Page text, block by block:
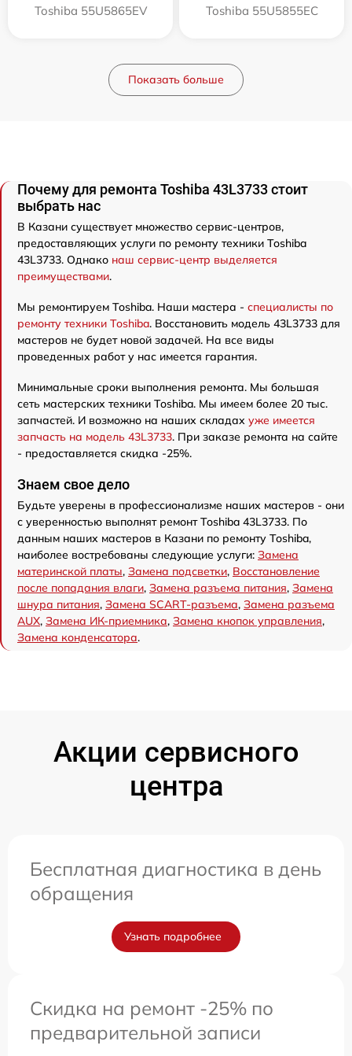
Toshiba 55U5865EV Toshiba 55U5855EC
Показать больше
Почему для ремонта Toshiba 43L3733 стоит
выбрать нас
В Казани существует множество сервис-центров,
предоставляющих услуги по ремонту техники Toshiba
43L3733. Однако наш сервис-центр выделяется
преимуществами.
Мы ремонтируем Toshiba. Наши мастера - специалисты по
ремонту техники Toshiba. Восстановить модель 43L3733 для
мастеров не будет новой задачей. На все виды
проведенных работ у нас имеется гарантия.
Минимальные сроки выполнения ремонта. Мы большая
сеть мастерских техники Toshiba. Мы имеем более 20 тыс.
запчастей. И возможно на наших складах уже имеется
запчасть на модель 43L3733. При заказе ремонта на сайте
- предоставляется скидка -25%.
Знаем свое дело
Будьте уверены в профессионализме наших мастеров - они
с уверенностью выполнят ремонт Toshiba 43L3733. По
данным наших мастеров в Казани по ремонту Toshiba,
наиболее востребованы следующие услуги: Замена
материнской платы, Замена подсветки, Восстановление
после попадания влаги, Замена разъема питания, Замена
шнура питания, Замена SCART-разъема, Замена разъема
AUX, Замена ИК-приемника, Замена кнопок управления,
Замена конденсатора.
Акции сервисного
центра
Бесплатная диагностика в день
обращения
Узнать подробнее
Скидка на ремонт -25% по
предварительной записи